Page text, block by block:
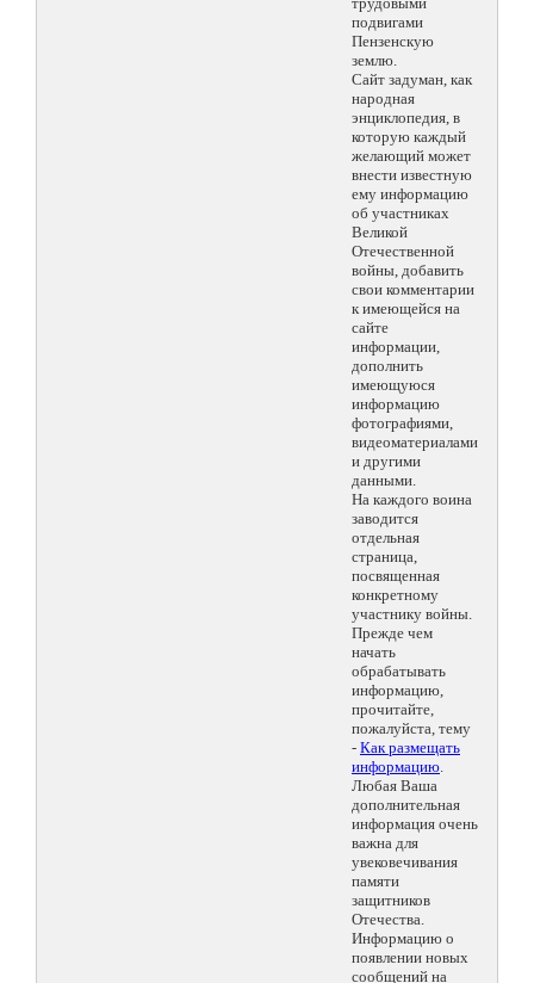
подвигами
Пензенскую
землю.
Сайт задуман, как
народная
энциклопедия, в
которую каждый
желающий может
внести известную
ему информацию
об участниках
Великой
Отечественной
войны, добавить
свои комментарии
к имеющейся на
сайте
информации,
дополнить
имеющуюся
информацию
фотографиями,
видеоматериалами
и другими
данными.
На каждого воина
заводится
отдельная
страница,
посвященная
конкретному
участнику войны.
Прежде чем
начать
обрабатывать
информацию,
прочитайте,
пожалуйста, тему
- Как размещать
информацию.
Любая Ваша
дополнительная
информация очень
важна для
увековечивания
памяти
защитников
Отечества.
Информацию о
появлении новых
сообщений на